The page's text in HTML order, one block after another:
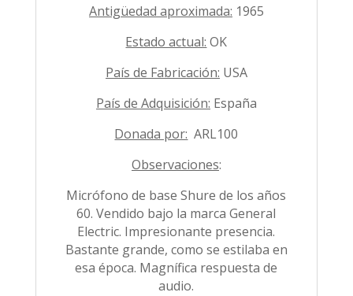
Antigüedad aproximada: 1965
Estado actual: OK
País de Fabricación: USA
País de Adquisición: España
Donada por: ARL100
Observaciones:
Micrófono de base Shure de los años
60. Vendido bajo la marca General
Electric. Impresionante presencia.
Bastante grande, como se estilaba en
esa época. Magnífica respuesta de
audio.